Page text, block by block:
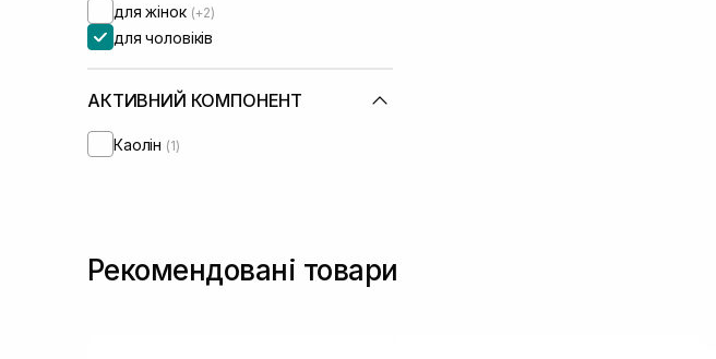
для жінок (+2)
для чоловіків
АКТИВНИЙ КОМПОНЕНТ
Каолін (1)
Рекомендовані товари